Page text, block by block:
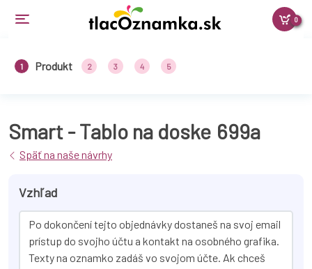
0
1 Produkt 2 3 4 5
Smart - Tablo na doske 699a
Späť na naše návrhy
Vzhľad